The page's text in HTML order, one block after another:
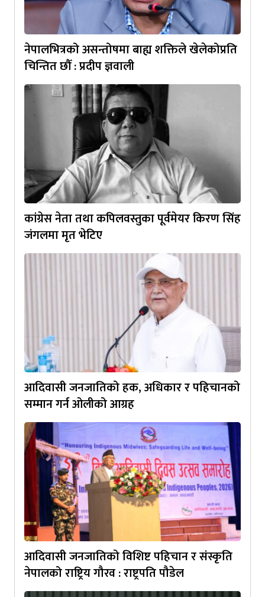
नेपालभित्रको असन्तोषमा बाह्य शक्तिले खेलेकोप्रति
चिन्तित छौँ : प्रदीप ज्ञवाली
कांग्रेस नेता तथा कपिलवस्तुका पूर्वमेयर किरण सिंह
जंगलमा मृत भेटिए
आदिवासी जनजातिको हक, अधिकार र पहिचानको
सम्मान गर्न ओलीको आग्रह
आदिवासी जनजातिको विशिष्ट पहिचान र संस्कृति
नेपालको राष्ट्रिय गौरव : राष्ट्रपति पौडेल